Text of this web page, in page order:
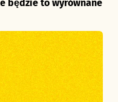
będzie to wyrównane